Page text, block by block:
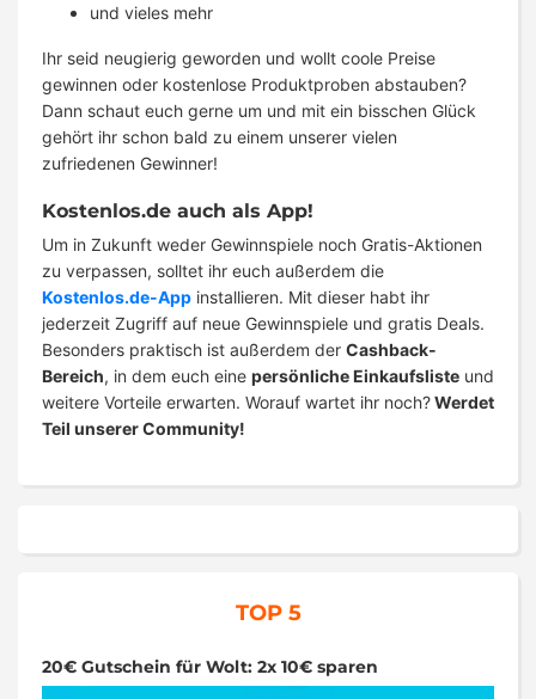
und vieles mehr
Ihr seid neugierig geworden und wollt coole Preise
gewinnen oder kostenlose Produktproben abstauben?
Dann schaut euch gerne um und mit ein bisschen Glück
gehört ihr schon bald zu einem unserer vielen
zufriedenen Gewinner!
Kostenlos.de auch als App!
Um in Zukunft weder Gewinnspiele noch Gratis-Aktionen
zu verpassen, solltet ihr euch außerdem die
Kostenlos.de-App installieren. Mit dieser habt ihr
jederzeit Zugriff auf neue Gewinnspiele und gratis Deals.
Besonders praktisch ist außerdem der Cashback-
Bereich, in dem euch eine persönliche Einkaufsliste und
weitere Vorteile erwarten. Worauf wartet ihr noch?Werdet
Teil unserer Community!
TOP 5
20€ Gutschein für Wolt: 2x 10€ sparen